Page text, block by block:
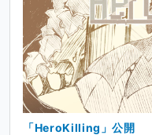
「HeroKilling」公開